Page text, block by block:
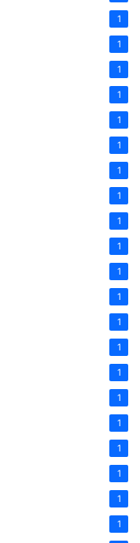
1
1
1
1
1
1
1
1
1
1
1
1
1
1
1
1
1
1
1
1
1